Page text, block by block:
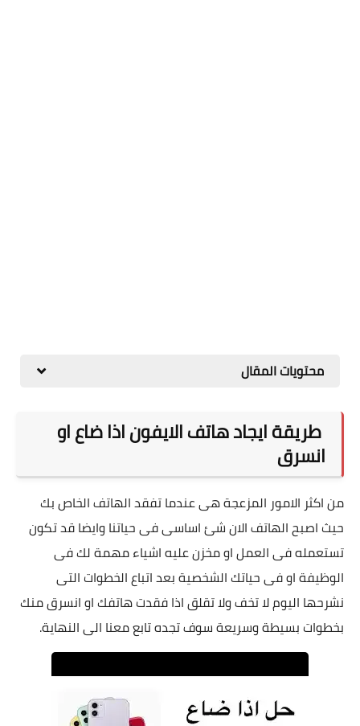
محتويات المقال
طريقة ايجاد هاتف الايفون اذا ضاع او
انسرق
من اكثر الامور المزعجة هى عندما تفقد الهاتف الخاص بك
حيث اصبح الهاتف الان شئ اساسى فى حياتنا وايضا قد تكون
تستعمله فى العمل او مخزن عليه اشياء مهمة لك فى
الوظيفة او فى حياتك الشخصية بعد اتباع الخطوات التى
نشرحها اليوم لا تخف ولا تقلق اذا فقدت هاتفك او انسرق منك
بخطوات بسيطة وسريعة سوف تجده تابع معنا الى النهاية.